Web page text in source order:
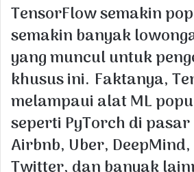
TensorFlow semakin
semakin banyak
yang muncul untuk
khusus ini. Faktanya,
melampaui alat ML
seperti PyTorch di
Airbnb, Uber,